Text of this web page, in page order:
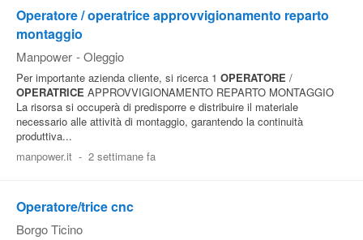
Operatore / operatrice approvvigionamento reparto
montaggio
Manpower - Oleggio
Per importante azienda cliente, si ricerca 1 OPERATORE /
OPERATRICE APPROVVIGIONAMENTO REPARTO MONTAGGIO
La risorsa si occuperà di predisporre e distribuire il materiale
necessario alle attività di montaggio, garantendo la continuità
produttiva...
manpower.it - 2 settimane fa
Operatore/trice cnc
Borgo Ticino